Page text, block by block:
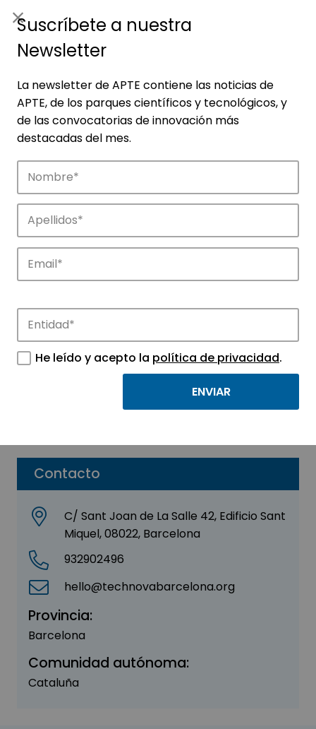
Empresas
Descubre las empresas que impulsan la
innovación en los parques de APTE.
Contacto
C/ Sant Joan de La Salle 42, Edificio Sant
Miquel, 08022, Barcelona
932902496
hello@technovabarcelona.org
Provincia:
Barcelona
Comunidad autónoma:
Cataluña
Cero Zero
AERONÁUTICA - AUTOMOCIÓN
Suscríbete a nuestra
Newsletter
La newsletter de APTE contiene las noticias de
APTE, de los parques científicos y tecnológicos, y
de las convocatorias de innovación más
destacadas del mes.
He leído y acepto la política de privacidad.